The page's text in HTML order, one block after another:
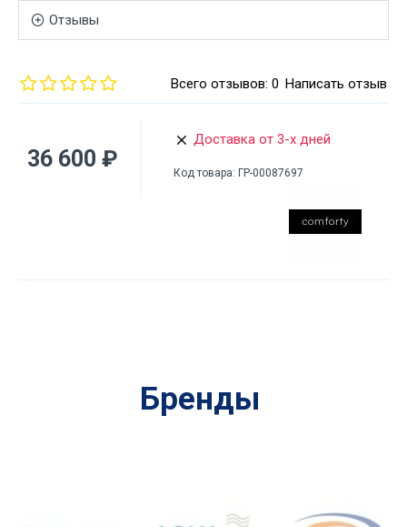
Отзывы
Всего отзывов: 0 Написать отзыв
36 600 ₽
Доставка от 3-х дней
Код товара: ГР-00087697
Бренды